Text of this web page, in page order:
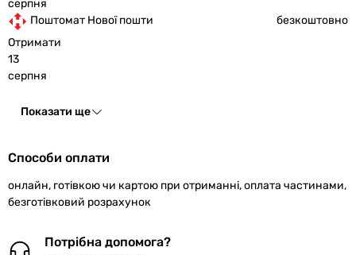
серпня
Поштомат Нової пошти
безкоштовно
Отримати
13
серпня
Показати ще
Способи оплати
онлайн, готівкою чи картою при отриманні, оплата частинами,
безготівковий розрахунок
Потрібна допомога?